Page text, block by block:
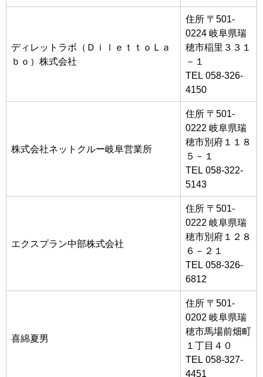
ディレットラボ（ＤｉｌｅｔｔｏＬａ
ｂｏ）株式会社
住所 〒501-
0224 岐阜県瑞
穂市稲里３３１
－１
TEL 058-326-
4150
株式会社ネットクルー岐阜営業所
住所 〒501-
0222 岐阜県瑞
穂市別府１１８
５－１
TEL 058-322-
5143
エクスプラン中部株式会社
住所 〒501-
0222 岐阜県瑞
穂市別府１２８
６－２１
TEL 058-326-
6812
喜綿夏男
住所 〒501-
0202 岐阜県瑞
穂市馬場前畑町
１丁目４０
TEL 058-327-
4451